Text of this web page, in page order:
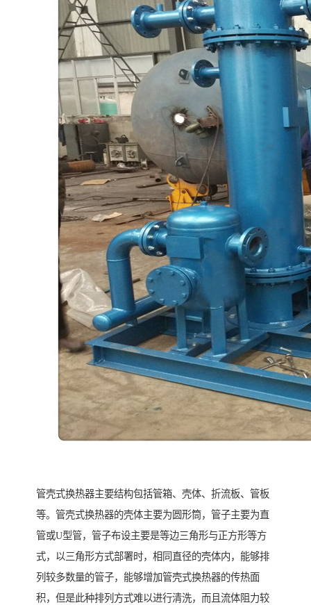
管壳式换热器主要结构包括管箱、壳体、折流板、管板
等。管壳式换热器的壳体主要为圆形筒，管子主要为直
管或U型管，管子布设主要是等边三角形与正方形等方
式，以三角形方式部署时，相同直径的壳体内，能够排
列较多数量的管子，能够增加管壳式换热器的传热面
积，但是此种排列方式难以进行清洗，而且流体阻力较